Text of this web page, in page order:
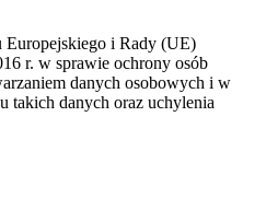
Europejskiego i Rady (UE)
r. w sprawie ochrony osób
danych osobowych i w
takich danych oraz uchylenia